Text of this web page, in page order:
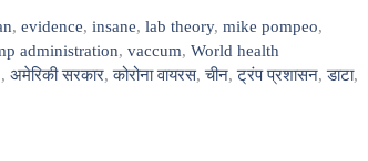
,evidence,insane,lab theory,mike pompeo,
administration, vaccum, World health
, अमेरिकी सरकार,कोरोना वायरस,चीन,ट्रंप प्रशासन,डाटा,